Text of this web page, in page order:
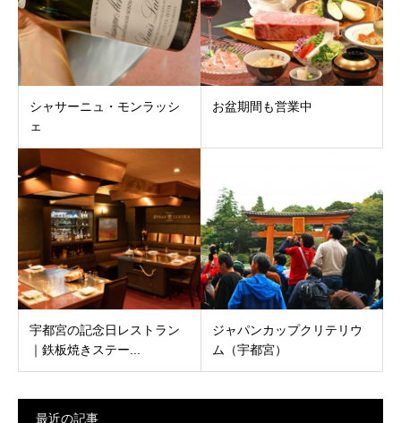
シャサーニュ・モンラッシ
ェ
お盆期間も営業中
宇都宮の記念日レストラン
｜鉄板焼きステー...
ジャパンカップクリテリウ
ム（宇都宮）
最近の記事